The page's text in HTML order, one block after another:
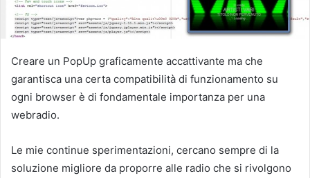
Creare un PopUp graficamente accattivante ma che
garantisca una certa compatibilità di funzionamento su
ogni browser è di fondamentale importanza per una
webradio.
Le mie continue sperimentazioni, cercano sempre di la
soluzione migliore da proporre alle radio che si rivolgono